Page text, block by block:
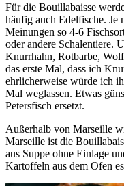
Für die Bouillabaisse
häufig auch Edelfische. Je
Meinungen so 4-6
oder andere Schalentiere.
Knurrhahn, Rotbarbe,
das erste Mal, dass ich
ehrlicherweise würde ich
Mal weglassen. Etwas
Petersfisch ersetzt.
Außerhalb von Marseille
Marseille ist die
aus Suppe ohne Einlage
Kartoffeln aus dem Ofen